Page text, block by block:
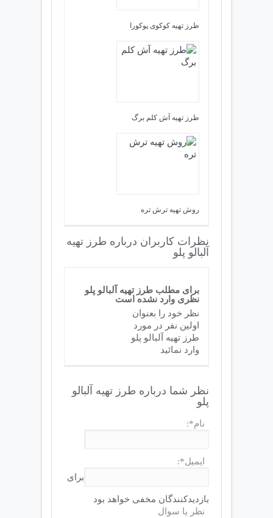
طرز تهیه كوكوی پوكورا
طرز تهیه آش کلم برگ
روش تهیه ترش تره
نظرات کاربران درباره طرز تهیه
آلبالو پلو
برای مطلب طرز تهیه آلبالو پلو
نظری وارد نشده است
نظر خود را بعنوان
اولین نفر در مورد
طرز تهیه آلبالو پلو
وارد نمائید
نظر شما درباره طرز تهیه آلبالو
پلو
نام*:
ایمیل*:
برای
بازدیدکنندگان مخفی خواهد بود
نظر یا سوال